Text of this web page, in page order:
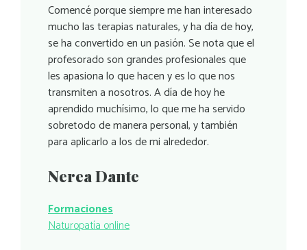
Comencé porque siempre me han interesado
mucho las terapias naturales, y ha día de hoy,
se ha convertido en un pasión. Se nota que el
profesorado son grandes profesionales que
les apasiona lo que hacen y es lo que nos
transmiten a nosotros. A día de hoy he
aprendido muchísimo, lo que me ha servido
sobretodo de manera personal, y también
para aplicarlo a los de mi alrededor.
Nerea Dante
Formaciones
Naturopatía online